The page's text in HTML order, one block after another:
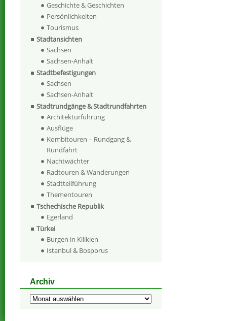
Geschichte & Geschichten
Persönlichkeiten
Tourismus
Stadtansichten
Sachsen
Sachsen-Anhalt
Stadtbefestigungen
Sachsen
Sachsen-Anhalt
Stadtrundgänge & Stadtrundfahrten
Architekturführung
Ausflüge
Kombitouren – Rundgang &
Rundfahrt
Nachtwächter
Radtouren & Wanderungen
Stadtteilführung
Thementouren
Tschechische Republik
Egerland
Türkei
Burgen in Kilikien
Istanbul & Bosporus
Archiv
Archiv